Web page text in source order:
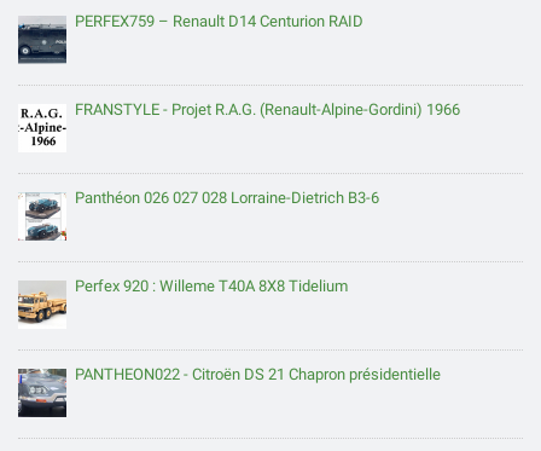
PERFEX759 – Renault D14 Centurion RAID
FRANSTYLE - Projet R.A.G. (Renault-Alpine-Gordini) 1966
Panthéon 026 027 028 Lorraine-Dietrich B3-6
Perfex 920 : Willeme T40A 8X8 Tidelium
PANTHEON022 - Citroën DS 21 Chapron présidentielle